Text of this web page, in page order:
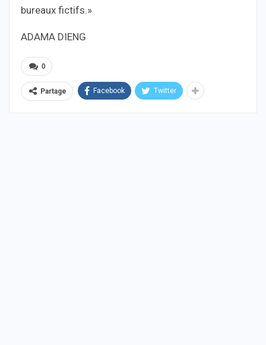
bureaux fictifs.»
ADAMA DIENG
0
Partage Facebook Twitter